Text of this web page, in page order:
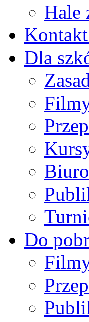
Hale
Dla
Do